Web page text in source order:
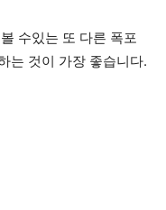
수있는 또 다른 폭포
는 것이 가장 좋습니다.